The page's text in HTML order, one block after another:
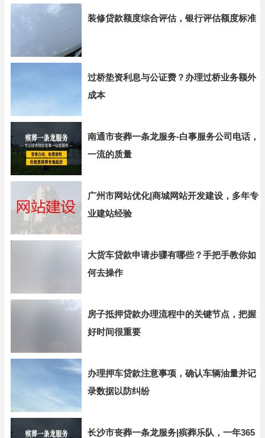
装修贷款额度综合评估，银行评估额度标准
过桥垫资利息与公证费？办理过桥业务额外
成本
南通市丧葬一条龙服务-白事服务公司电话，
一流的质量
广州市网站优化|商城网站开发建设，多年专
业建站经验
大货车贷款申请步骤有哪些？手把手教你如
何去操作
房子抵押贷款办理流程中的关键节点，把握
好时间很重要
办理押车贷款注意事项，确认车辆油量并记
录数据以防纠纷
长沙市丧葬一条龙服务|殡葬乐队，一年365